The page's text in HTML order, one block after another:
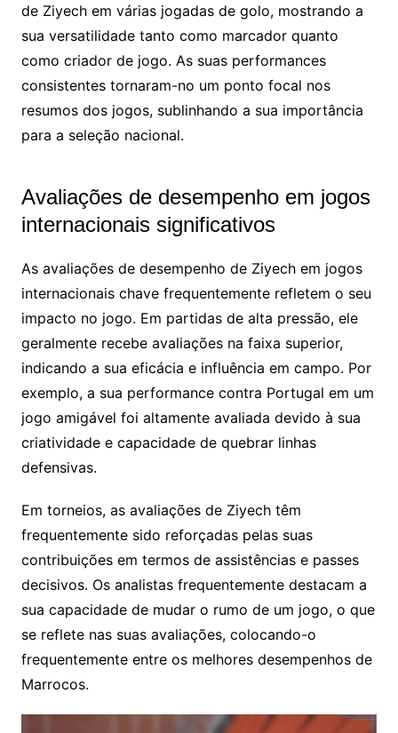
de Ziyech em várias jogadas de golo, mostrando a
sua versatilidade tanto como marcador quanto
como criador de jogo. As suas performances
consistentes tornaram-no um ponto focal nos
resumos dos jogos, sublinhando a sua importância
para a seleção nacional.
Avaliações de desempenho em jogos
internacionais significativos
As avaliações de desempenho de Ziyech em jogos
internacionais chave frequentemente refletem o seu
impacto no jogo. Em partidas de alta pressão, ele
geralmente recebe avaliações na faixa superior,
indicando a sua eficácia e influência em campo. Por
exemplo, a sua performance contra Portugal em um
jogo amigável foi altamente avaliada devido à sua
criatividade e capacidade de quebrar linhas
defensivas.
Em torneios, as avaliações de Ziyech têm
frequentemente sido reforçadas pelas suas
contribuições em termos de assistências e passes
decisivos. Os analistas frequentemente destacam a
sua capacidade de mudar o rumo de um jogo, o que
se reflete nas suas avaliações, colocando-o
frequentemente entre os melhores desempenhos de
Marrocos.